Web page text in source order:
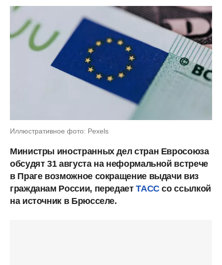
Иллюстративное фото: Pexels
Министры иностранных дел стран Евросоюза
обсудят 31 августа на неформальной встрече
в Праге возможное сокращение выдачи виз
гражданам России, передаетТАССсо ссылкой
на источник в Брюсселе.